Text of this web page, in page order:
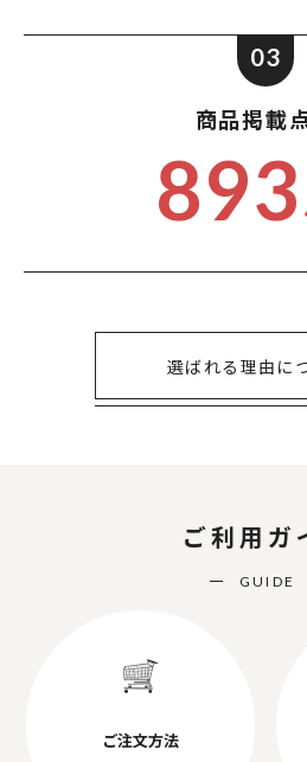
03
商品掲載
選ばれる理由に
ご利用ガ
GUIDE
ご注文方法